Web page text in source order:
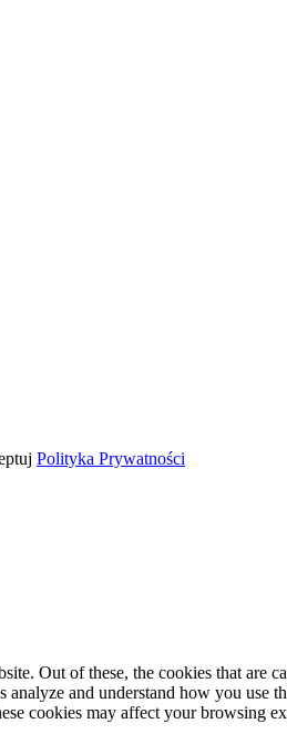
Polityka Prywatności
Out of these, the cookies that are
and understand how you
cookies may affect your browsing